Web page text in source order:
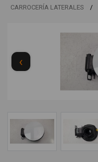
CARROCERÍA LATERALES
/
‹